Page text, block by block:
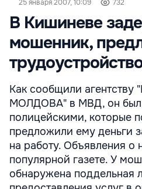
25 января 2007, 10:09 732
В Кишиневе
мошенник,
Как сообщили
МОЛДОВА" в МВД, он был
полицейскими, которые
предложили ему деньги
на работу. Объявления о
популярной газете. У
обнаружена поддельная